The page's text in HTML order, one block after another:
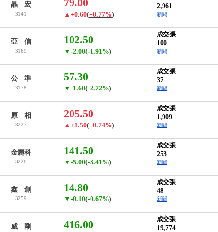
晶 宏
3141
79.00
▲+0.60(+0.77%)
2,961
新聞
亞 信
3169
102.50
▼-2.00(-1.91%)
成交張
100
新聞
公 準
3178
57.30
▼-1.60(-2.72%)
成交張
37
新聞
原 相
3227
205.50
▲+1.50(+0.74%)
成交張
1,909
新聞
金麗科
3228
141.50
▼-5.00(-3.41%)
成交張
253
新聞
鑫 創
3259
14.80
▼-0.10(-0.67%)
成交張
48
新聞
威 剛 416.00 成交張
19,774